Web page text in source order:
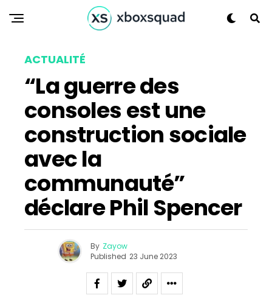
ACTUALITÉ
“La guerre des
consoles est une
construction sociale
avec la
communauté”
déclare Phil Spencer
By Zayow
Published 23 June 2023